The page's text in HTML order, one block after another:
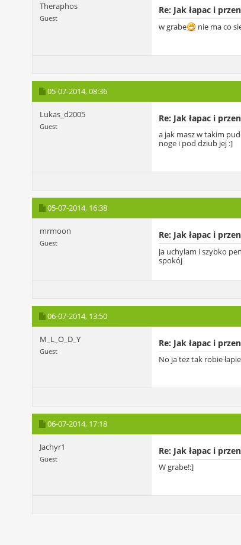
Theraphos
Guest
Re: Jak łapac i
w grabe nie ma co
05-07-2014,08:36
Lukas_d2005
Guest
Re: Jak łapac i
a jak masz w takim
noge i pod dziub jej :]
05-07-2014, 16:38
mrmoon
Guest
Re: Jak łapac i
ja uchylam i szybko
spokój
06-07-2014, 13:50
M_L_O_D_Y
Guest
Re: Jak łapac i
No ja tez tak robie
06-07-2014, 17:18
Jachyr1
Guest
Re: Jak łapac i
W grabe!:]